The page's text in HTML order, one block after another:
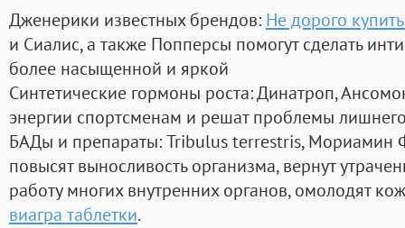
Дженерики известных брендов: Не дорого
и Сиалис, а также Попперсы помогут сделать
более насыщенной и яркой
Синтетические гормоны роста: Динатроп,
энергии спортсменам и решат проблемы
БАДы и препараты:Tribulus terrestris, Мориамин
повысят выносливость организма, вернут
работу многих внутренних органов, омолодят
виагра таблетки.